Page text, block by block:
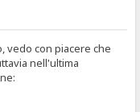
vedo con piacere che
nell'ultima